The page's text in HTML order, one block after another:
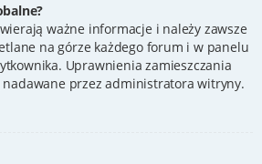
ważne informacje i należy zawsze
na górze każdego forum i w panelu
Uprawnienia zamieszczania
nadawane przez administratora witryny.